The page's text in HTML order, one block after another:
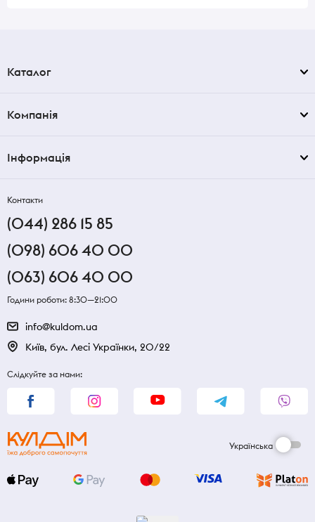
Каталог
Компанія
Інформація
Контакти
(044) 286 15 85
(098) 606 40 00
(063) 606 40 00
Години роботи: 8:30—21:00
info@kuldom.ua
Київ, бул. Лесі Українки, 20/22
Слідкуйте за нами:
Українська